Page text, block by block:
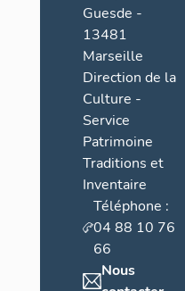
Guesde -
13481
Marseille
Direction de la
Culture -
Service
Patrimoine
Traditions et
Inventaire
Téléphone :
04 88 10 76
66
Nous